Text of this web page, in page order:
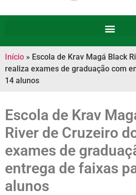
Início » Escola de Krav Magá Black
realiza exames de graduação com
14 alunos
Escola de Krav
River de Cruzeiro
exames de
entrega de faixas
alunos